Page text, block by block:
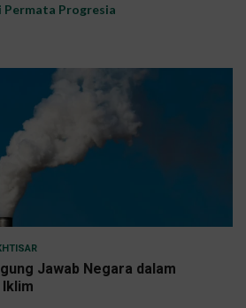
Permata Progresia
Jawab Negara dalam